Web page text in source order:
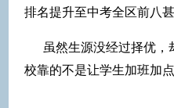
排名提升至中考全区前八
虽然生源没经过择优，
校靠的不是让学生加班加点